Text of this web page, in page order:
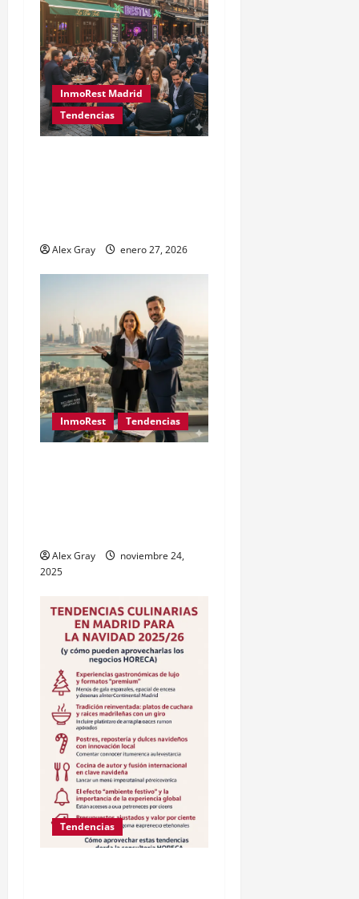
InmoRest Madrid
Tendencias
Alex Gray enero 27, 2026
InmoRest Tendencias
Alex Gray
noviembre 24,
2025
Tendencias